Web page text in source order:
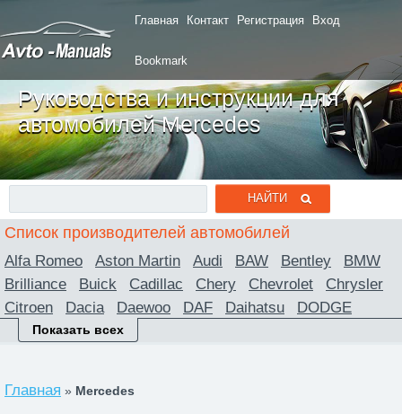
Главная Контакт Регистрация Вход
Bookmark
Руководства и инструкции для
автомобилей Mercedes
Список производителей автомобилей
Alfa Romeo
Aston Martin Audi BAW Bentley
BMW
Brilliance
Buick Cadillac Chery Chevrolet
Chrysler
Citroen
Dacia Daewoo DAF Daihatsu
DODGE
Ferrari
Fiat Ford
Jeep
Jiangling KIA
Показать всех
Главная » Mercedes